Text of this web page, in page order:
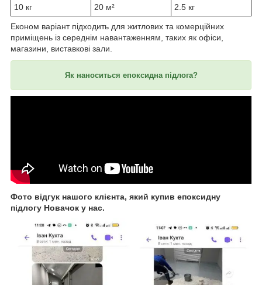
10 кг
20 м² 2.5 кг
Економ варіант підходить для житлових та комерційних
приміщень із середнім навантаженням, таких як офіси,
магазини, виставкові зали.
Як наноситься епоксидна підлога?
Фото відгук нашого клієнта, який купив епоксидну
підлогу Новачок у нас.